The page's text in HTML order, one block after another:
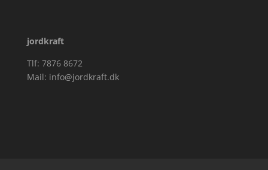
jordkraft
Tlf: 7876 8672
Mail: info@jordkraft.dk